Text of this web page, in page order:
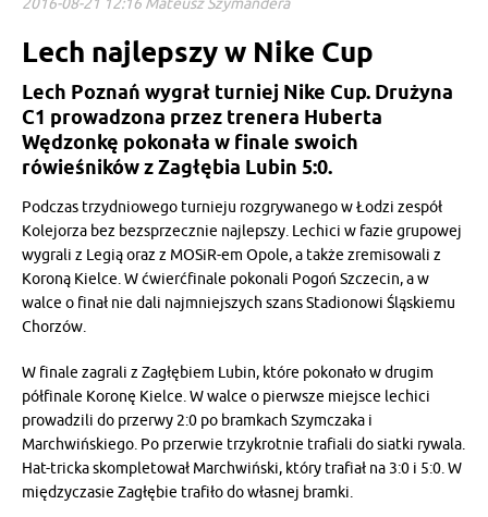
Lech najlepszy w Nike Cup
Lech Poznań wygrał turniej Nike Cup. Drużyna
C1 prowadzona przez trenera Huberta
Wędzonkę pokonała w finale swoich
rówieśników z Zagłębia Lubin 5:0.
Podczas trzydniowego turnieju rozgrywanego w Łodzi zespół
Kolejorza bez bezsprzecznie najlepszy. Lechici w fazie grupowej
wygrali z Legią oraz z MOSiR-em Opole, a także zremisowali z
Koroną Kielce. W ćwierćfinale pokonali Pogoń Szczecin, a w
walce o finał nie dali najmniejszych szans Stadionowi Śląskiemu
Chorzów.
W finale zagrali z Zagłębiem Lubin, które pokonało w drugim
półfinale Koronę Kielce. W walce o pierwsze miejsce lechici
prowadzili do przerwy 2:0 po bramkach Szymczaka i
Marchwińskiego. Po przerwie trzykrotnie trafiali do siatki rywala.
Hat-tricka skompletował Marchwiński, który trafiał na 3:0 i 5:0. W
międzyczasie Zagłębie trafiło do własnej bramki.